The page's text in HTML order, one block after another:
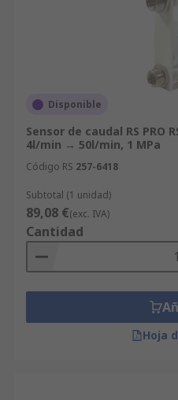
Disponible
Sensor de caudal RS PRO
4l/min → 50l/min, 1 MPa
Código RS 257-6418
Subtotal (1 unidad)
89,08 €(exc. IVA)
Cantidad
Hoja